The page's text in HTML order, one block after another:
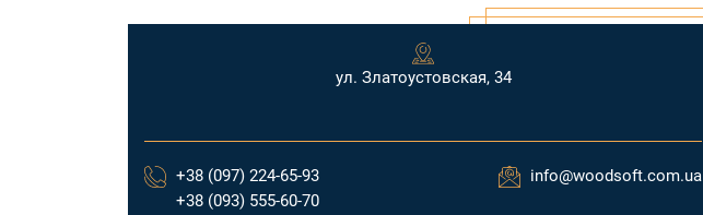
ул. Златоустовская, 34
+38 (097) 224-65-93
+38 (093) 555-60-70
info@woodsoft.com.ua